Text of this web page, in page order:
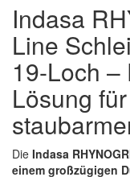
no-name
Novol
Prevost
Proma
Sia
Indasa
Line
19-Loch
Lösung
Die Indasa
einem großzügigen